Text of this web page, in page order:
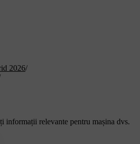
2026/
informații relevante pentru mașina dvs.